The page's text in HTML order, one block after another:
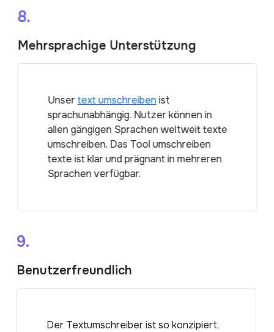
8.
Mehrsprachige Unterstützung
Unsertext umschreiben ist
sprachunabhängig. Nutzer können in
allen gängigen Sprachen weltweit texte
umschreiben. Das Tool umschreiben
texte ist klar und prägnant in mehreren
Sprachen verfügbar.
9.
Benutzerfreundlich
Der Textumschreiber ist so konzipiert,